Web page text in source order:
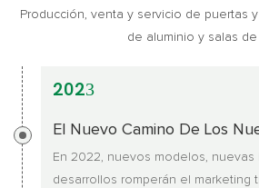
Producción, venta y servicio de puertas
de aluminio y salas de
2023
El Nuevo Camino De Los
En 2022, nuevos modelos,
desarrollos romperán el marketing